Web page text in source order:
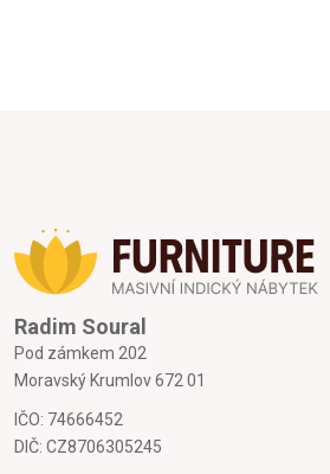
Radim Soural
Pod zámkem 202
Moravský Krumlov 672 01
IČO: 74666452
DIČ: CZ8706305245